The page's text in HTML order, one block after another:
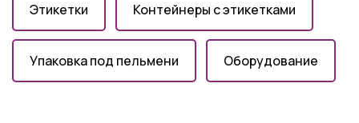
Этикетки Контейнеры с этикетками
Упаковка под пельмени Оборудование